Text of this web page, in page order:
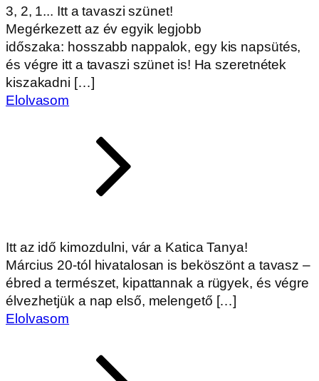
3, 2, 1... Itt a tavaszi szünet!
Megérkezett az év egyik legjobb
időszaka: hosszabb nappalok, egy kis napsütés,
és végre itt a tavaszi szünet is! Ha szeretnétek
kiszakadni […]
Elolvasom
Itt az idő kimozdulni, vár a Katica Tanya!
Március 20-tól hivatalosan is beköszönt a tavasz –
ébred a természet, kipattannak a rügyek, és végre
élvezhetjük a nap első, melengető […]
Elolvasom